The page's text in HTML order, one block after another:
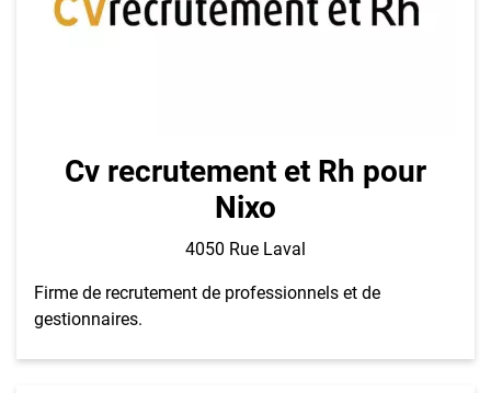
Cv recrutement et Rh pour
Nixo
4050 Rue Laval
Firme de recrutement de professionnels et de
gestionnaires.